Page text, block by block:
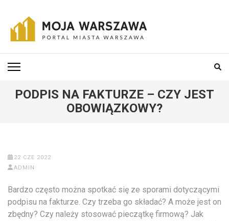
content
(Press
Enter)
MOJA-WARSZAWA
PODPIS NA FAKTURZE – CZY JEST
OBOWIĄZKOWY?
22 CZE 2022
ADMIN
Bardzo często można spotkać się ze sporami dotyczącymi
podpisu na fakturze. Czy trzeba go składać? A może jest on
zbędny? Czy należy stosować pieczątkę firmową? Jak